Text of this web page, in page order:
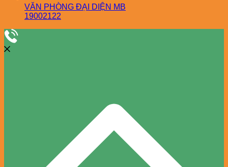
VĂN PHÒNG ĐẠI DIỆN MB
19002122